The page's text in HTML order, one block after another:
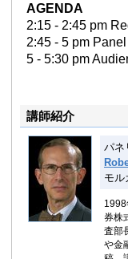
AGENDA
2:15 - 2:45 pm
2:45 - 5 pm
5 - 5:30 pm
講師紹介
パネ
モ
1998
券株
査部
や金